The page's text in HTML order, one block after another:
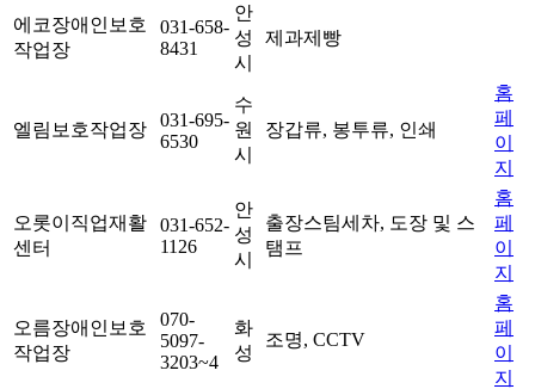
에코장애인보호
작업장
031-658-
8431
안
성
시
제과제빵
엘림보호작업장
031-695-
6530
수
원
시
장갑류, 봉투류, 인쇄
홈
페
이
지
오롯이직업재활
센터
031-652-
1126
안
성
시
출장스팀세차, 도장 및 스
탬프
홈
페
이
지
오름장애인보호
작업장
070-
5097-
3203~4
화
성
조명, CCTV
홈
페
이
지